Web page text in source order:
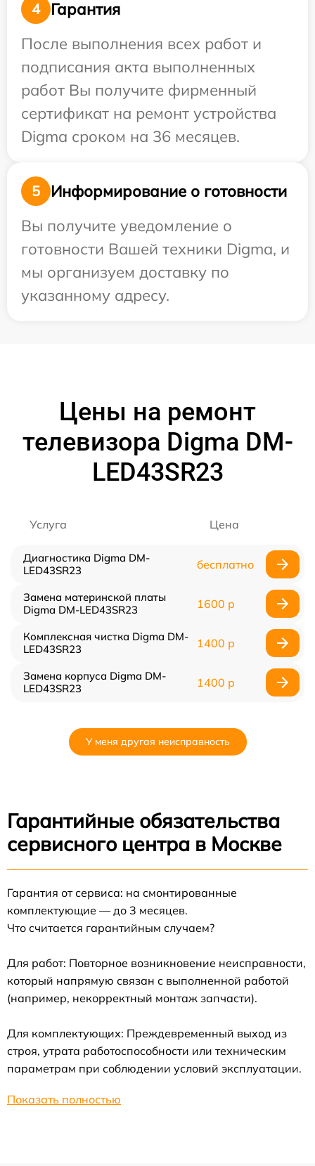
4
Гарантия
После выполнения всех работ и
подписания акта выполненных
работ Вы получите фирменный
сертификат на ремонт устройства
Digma сроком на 36 месяцев.
5
Информирование о готовности
Вы получите уведомление о
готовности Вашей техники Digma, и
мы организуем доставку по
указанному адресу.
Цены на ремонт
телевизора Digma DM-
LED43SR23
Услуга Цена
Диагностика Digma DM-
LED43SR23
бесплатно
Замена материнской платы
Digma DM-LED43SR23
1600 р
Комплексная чистка Digma DM-
LED43SR23
1400 р
Замена корпуса Digma DM-
LED43SR23
1400 р
У меня другая неисправность
Гарантийные обязательства
сервисного центра в Москве
Гарантия от сервиса: на смонтированные
комплектующие — до 3 месяцев.
Что считается гарантийным случаем?
Для работ: Повторное возникновение неисправности,
который напрямую связан с выполненной работой
(например, некорректный монтаж запчасти).
Для комплектующих: Преждевременный выход из
строя, утрата работоспособности или техническим
параметрам при соблюдении условий эксплуатации.
Показать полностью